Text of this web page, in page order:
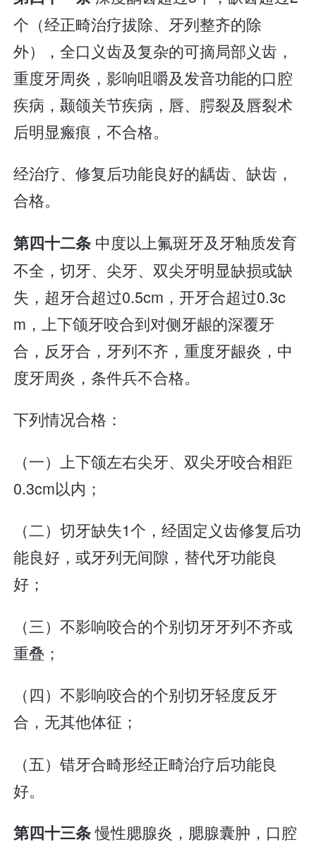
个（经正畸治疗拔除、牙列整齐的除
外），全口义齿及复杂的可摘局部义齿，
重度牙周炎，影响咀嚼及发音功能的口腔
疾病，颞颌关节疾病，唇、腭裂及唇裂术
后明显瘢痕，不合格。
经治疗、修复后功能良好的龋齿、缺齿，
合格。
第四十二条 中度以上氟斑牙及牙釉质发育
不全，切牙、尖牙、双尖牙明显缺损或缺
失，超牙合超过0.5cm，开牙合超过0.3c
m，上下颌牙咬合到对侧牙龈的深覆牙
合，反牙合，牙列不齐，重度牙龈炎，中
度牙周炎，条件兵不合格。
下列情况合格：
（一）上下颌左右尖牙、双尖牙咬合相距
0.3cm以内；
（二）切牙缺失1个，经固定义齿修复后功
能良好，或牙列无间隙，替代牙功能良
好；
（三）不影响咬合的个别切牙牙列不齐或
重叠；
（四）不影响咬合的个别切牙轻度反牙
合，无其他体征；
（五）错牙合畸形经正畸治疗后功能良
好。
第四十三条慢性腮腺炎，腮腺囊肿，口腔